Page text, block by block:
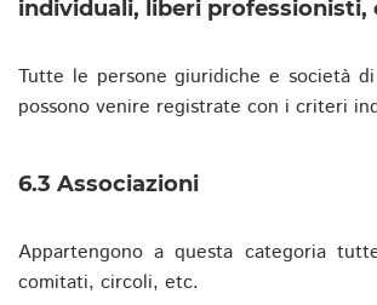
individuali, liberi professionisti,
Tutte le persone giuridiche e società
possono venire registrate con i criteri
6.3 Associazioni
Appartengono a questa categoria
comitati, circoli, etc.